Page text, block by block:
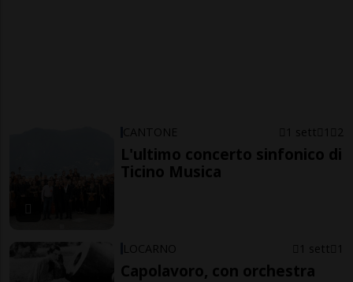
CANTONE 1 sett 1 2
L'ultimo concerto sinfonico di
Ticino Musica
LOCARNO 1 sett 1
Capolavoro, con orchestra